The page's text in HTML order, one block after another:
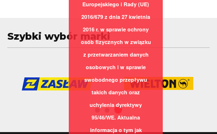
Szybki wybór marki
Europejskiego i Rady (UE)
2016/679 z dnia 27 kwietnia
2016 r. w sprawie ochrony
osób fizycznych w związku
z przetwarzaniem danych
osobowych i w sprawie
swobodnego przepływu
takich danych oraz
uchylenia dyrektywy
95/46/WE. Aktualna
informacja o tym jak